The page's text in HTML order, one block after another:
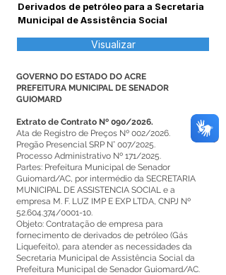
Derivados de petróleo para a Secretaria
Municipal de Assistência Social
Visualizar
GOVERNO DO ESTADO DO ACRE
PREFEITURA MUNICIPAL DE SENADOR
GUIOMARD
Extrato de Contrato Nº 090/2026.
Ata de Registro de Preços Nº 002/2026.
Pregão Presencial SRP N° 007/2025.
Processo Administrativo Nº 171/2025.
Partes: Prefeitura Municipal de Senador
Guiomard/AC, por intermédio da SECRETARIA
MUNICIPAL DE ASSISTENCIA SOCIAL e a
empresa M. F. LUZ IMP E EXP LTDA, CNPJ Nº
52.604.374/0001-10.
Objeto: Contratação de empresa para
fornecimento de derivados de petróleo (Gás
Liquefeito), para atender as necessidades da
Secretaria Municipal de Assistência Social da
Prefeitura Municipal de Senador Guiomard/AC.